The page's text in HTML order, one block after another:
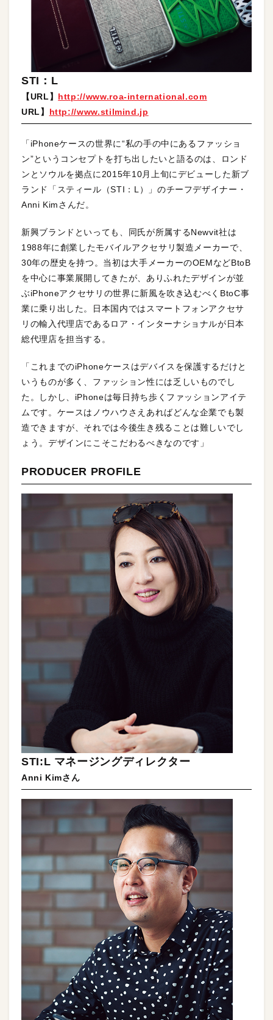
STI：L
【URL】 http://www.roa-international.com
URL】 http://www.stilmind.jp
「iPhoneケースの世界に“私の手の中にあるファッショ
ン”というコンセプトを打ち出したいと語るのは、ロンド
ンとソウルを拠点に2015年10月上旬にデビューした新ブ
ランド「スティール（STI：L）」のチーフデザイナー・
Anni Kimさんだ。
新興ブランドといっても、同氏が所属するNewvit社は
1988年に創業したモバイルアクセサリ製造メーカーで、
30年の歴史を持つ。当初は大手メーカーのOEMなどBtoB
を中心に事業展開してきたが、ありふれたデザインが並
ぶiPhoneアクセサリの世界に新風を吹き込むべくBtoC事
業に乗り出した。日本国内ではスマートフォンアクセサ
リの輸入代理店であるロア・インターナショナルが日本
総代理店を担当する。
「これまでのiPhoneケースはデバイスを保護するだけと
いうものが多く、ファッション性には乏しいものでし
た。しかし、iPhoneは毎日持ち歩くファッションアイテ
ムです。ケースはノウハウさえあればどんな企業でも製
造できますが、それでは今後生き残ることは難しいでし
ょう。デザインにこそこだわるべきなのです」
PRODUCER PROFILE
STI:L マネージングディレクター
Anni Kimさん